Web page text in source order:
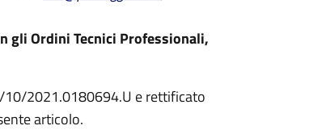
gli Ordini Tecnici Professionali,
10/2021.0180694.U e rettificato
articolo.